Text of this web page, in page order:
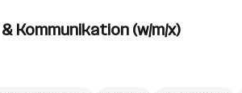
Kommunikation (w/m/x)